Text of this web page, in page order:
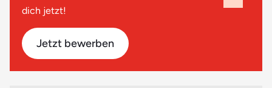
letzten Schulzeugnisses)
Praktikumsbescheinigungen, Arbeitszeugnisse (wenn
vorhanden)
Nachweis zur Immunisierung gegen Masern*
deinem Fall am besten ist.
dich jetzt!
Jetzt bewerben